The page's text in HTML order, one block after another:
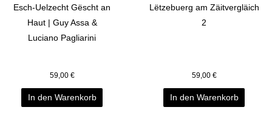
Esch-Uelzecht Gëscht an
Haut | Guy Assa &
Luciano Pagliarini
59,00 €
In den Warenkorb
Lëtzebuerg am Zäitvergläich
2
59,00 €
In den Warenkorb